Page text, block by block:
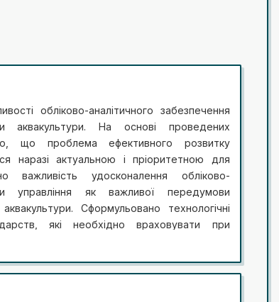
обліково-аналітичного забезпечення
аквакультури. На основі проведених
що проблема ефективного розвитку
наразі актуальною і пріоритетною для
важливість удосконалення обліково-
управління як важливої передумови
Сформульовано технологічні
які необхідно враховувати при
Обґрунтовано, що за способом вирощування
кожного з видів з деталізацією окремих
господарства у КВЕД-2010 із поясненням